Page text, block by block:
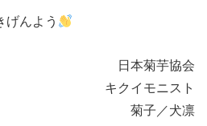
げんよう
日本菊芋協会
キクイモニスト
菊子／犬凛